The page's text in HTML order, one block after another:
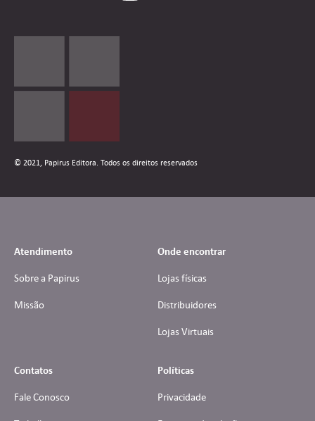
© 2021, Papirus Editora. Todos os direitos reservados
Atendimento
Sobre a Papirus
Missão
Onde encontrar
Lojas físicas
Distribuidores
Lojas Virtuais
Contatos
Fale Conosco
Políticas
Privacidade